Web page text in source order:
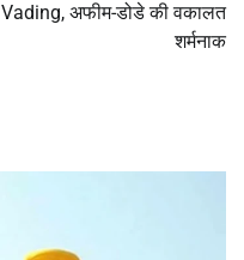
Vading, अफीम-डोडे की वकालत
शर्मनाक